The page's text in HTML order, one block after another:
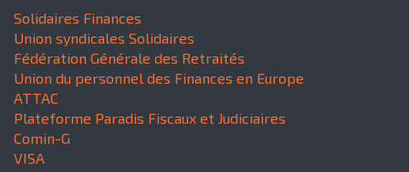
Solidaires Finances
Union syndicales Solidaires
Fédération Générale des Retraités
Union du personnel des Finances en Europe
ATTAC
Plateforme Paradis Fiscaux et Judiciaires
Comin-G
VISA